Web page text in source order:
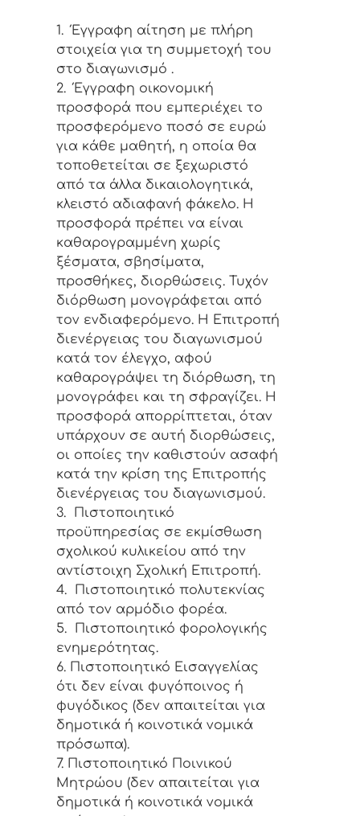
1. Έγγραφη αίτηση με πλήρη
στοιχεία για τη συμμετοχή του
στο διαγωνισμό .
2. Έγγραφη οικονομική
προσφορά που εμπεριέχει το
προσφερόμενο ποσό σε ευρώ
για κάθε μαθητή, η οποία θα
τοποθετείται σε ξεχωριστό
από τα άλλα δικαιολογητικά,
κλειστό αδιαφανή φάκελο. Η
προσφορά πρέπει να είναι
καθαρογραμμένη χωρίς
ξέσματα, σβησίματα,
προσθήκες, διορθώσεις. Τυχόν
διόρθωση μονογράφεται από
τον ενδιαφερόμενο. Η Επιτροπή
διενέργειας του διαγωνισμού
κατά τον έλεγχο, αφού
καθαρογράψει τη διόρθωση, τη
μονογράφει και τη σφραγίζει. Η
προσφορά απορρίπτεται, όταν
υπάρχουν σε αυτή διορθώσεις,
οι οποίες την καθιστούν ασαφή
κατά την κρίση της Επιτροπής
διενέργειας του διαγωνισμού.
3. Πιστοποιητικό
προϋπηρεσίας σε εκμίσθωση
σχολικού κυλικείου από την
αντίστοιχη Σχολική Επιτροπή.
4. Πιστοποιητικό πολυτεκνίας
από τον αρμόδιο φορέα.
5. Πιστοποιητικό φορολογικής
ενημερότητας.
6. Πιστοποιητικό Εισαγγελίας
ότι δεν είναι φυγόποινος ή
φυγόδικος (δεν απαιτείται για
δημοτικά ή κοινοτικά νομικά
πρόσωπα).
7. Πιστοποιητικό Ποινικού
Μητρώου (δεν απαιτείται για
δημοτικά ή κοινοτικά νομικά